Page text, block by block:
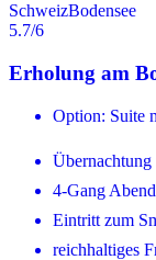
SchweizBodensee
5.7/6
Erholung am
Option: Suite
4-Gang
Eintritt zum
reichhaltiges